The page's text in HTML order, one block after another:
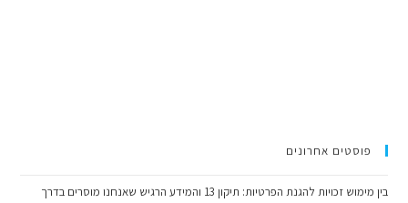
פוסטים אחרונים
בין מימוש זכויות להגנת הפרטיות: תיקון 13 והמידע הרגיש שאנחנו מוסרים בדרך